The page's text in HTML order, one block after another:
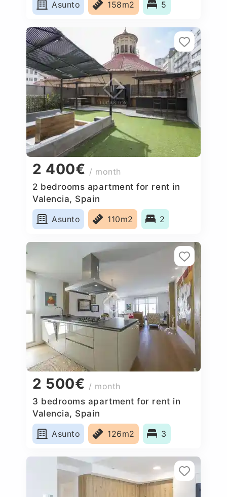
Asunto 158m2 5
2 400€ / month
2 bedrooms apartment for rent in
Valencia, Spain
Asunto
110m2 2
2 500€ / month
3 bedrooms apartment for rent in
Valencia, Spain
Asunto
126m2 3